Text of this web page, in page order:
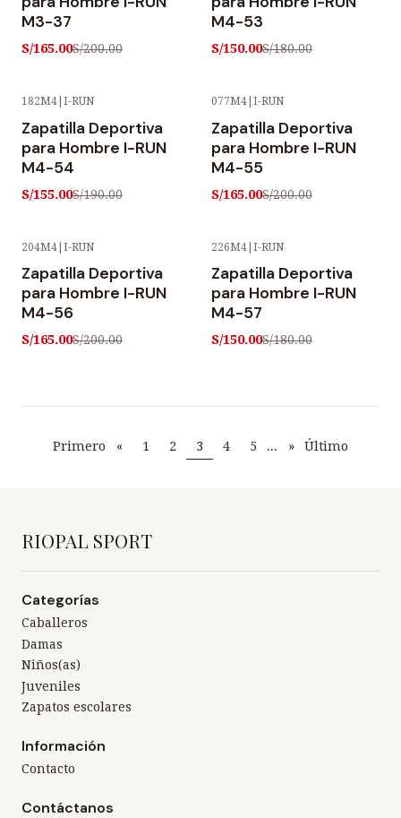
M3-37
S/165.00S/200.00
M4-53
S/150.00S/180.00
182M4 I-RUN
Zapatilla Deportiva
para Hombre I-RUN
M4-54
S/155.00S/190.00
077M4 I-RUN
Zapatilla Deportiva
para Hombre I-RUN
M4-55
S/165.00S/200.00
204M4 I-RUN
Zapatilla Deportiva
para Hombre I-RUN
M4-56
S/165.00S/200.00
226M4 I-RUN
Zapatilla Deportiva
para Hombre I-RUN
M4-57
S/150.00S/180.00
Primero « 1 2 3 4 5 ... » Último
RIOPAL SPORT
Categorías
Caballeros
Damas
Niños(as)
Juveniles
Zapatos escolares
Información
Contacto
Contáctanos